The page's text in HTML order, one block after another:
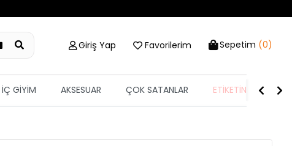
Giriş Yap Favorilerim Sepetim (0)
İÇ GİYİM AKSESUAR ÇOK SATANLAR ETİKETİN YARISI